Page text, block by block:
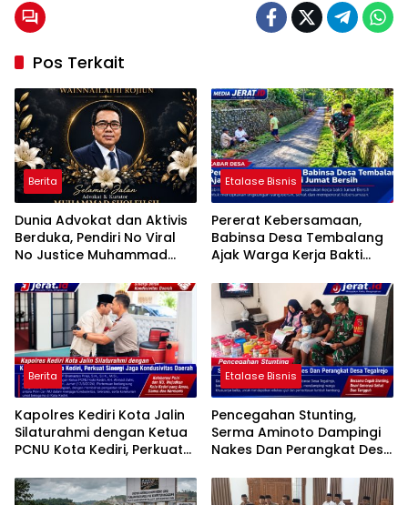
Pos Terkait
Berita
Dunia Advokat dan Aktivis
Berduka, Pendiri No Viral
No Justice Muhammad
Etalase Bisnis
Pererat Kebersamaan,
Babinsa Desa Tembalang
Ajak Warga Kerja Bakti
Berita
Kapolres Kediri Kota Jalin
Silaturahmi dengan Ketua
PCNU Kota Kediri, Perkuat
Daerah
Etalase Bisnis
Pencegahan Stunting,
Serma Aminoto Dampingi
Nakes Dan Perangkat Desa